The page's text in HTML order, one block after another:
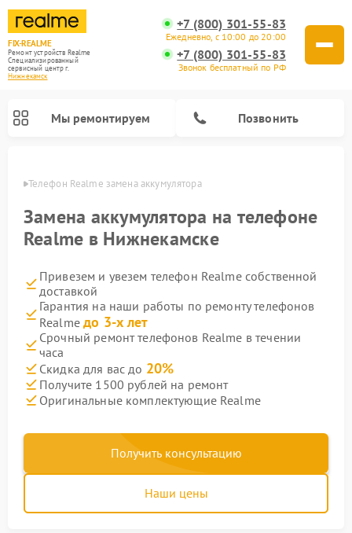
FIX-REALME
Ремонт устройств Realme
Специализированный
cервисный центр г.
Нижнекамск
+7 (800) 301-55-83
Ежедневно, с 10:00 до 20:00
+7 (800) 301-55-83
Звонок бесплатный по РФ
Мы ремонтируем Позвонить
Телефон Realme замена аккумулятора
Замена аккумулятора на телефоне
Realme в Нижнекамске
Привезем и увезем телефон Realme собственной
доставкой
Гарантия на наши работы по ремонту телефонов
Realmeдо 3-х лет
Срочный ремонт телефонов Realme в течении
часа
Скидка для вас до 20%
Получите 1500 рублей на ремонт
Оригинальные комплектующие Realme
Получить консультацию
Наши цены